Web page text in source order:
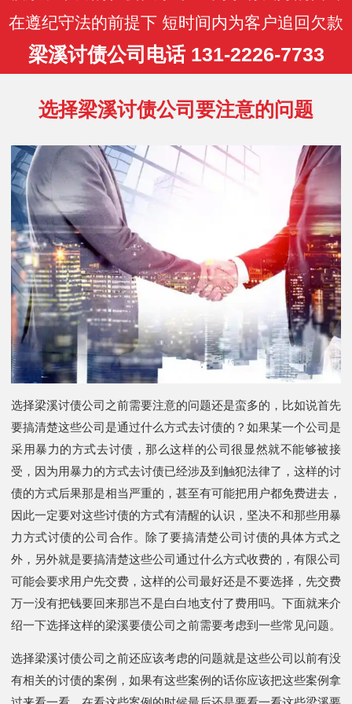
在遵纪守法的前提下 短时间内为客户追回欠款
梁溪讨债公司电话 131-2226-7733
选择梁溪讨债公司要注意的问题
选择梁溪讨债公司之前需要注意的问题还是蛮多的，比如说首先
要搞清楚这些公司是通过什么方式去讨债的？如果某一个公司是
采用暴力的方式去讨债，那么这样的公司很显然就不能够被接
受，因为用暴力的方式去讨债已经涉及到触犯法律了，这样的讨
债的方式后果那是相当严重的，甚至有可能把用户都免费进去，
因此一定要对这些讨债的方式有清醒的认识，坚决不和那些用暴
力方式讨债的公司合作。除了要搞清楚公司讨债的具体方式之
外，另外就是要搞清楚这些公司通过什么方式收费的，有限公司
可能会要求用户先交费，这样的公司最好还是不要选择，先交费
万一没有把钱要回来那岂不是白白地支付了费用吗。下面就来介
绍一下选择这样的梁溪要债公司之前需要考虑到一些常见问题。
选择梁溪讨债公司之前还应该考虑的问题就是这些公司以前有没
有相关的讨债的案例，如果有这些案例的话你应该把这些案例拿